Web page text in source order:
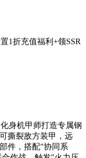
1折充值福利+领SSR
化身机甲师打造专属钢
撕裂敌方装甲，远
件，搭配"协同系